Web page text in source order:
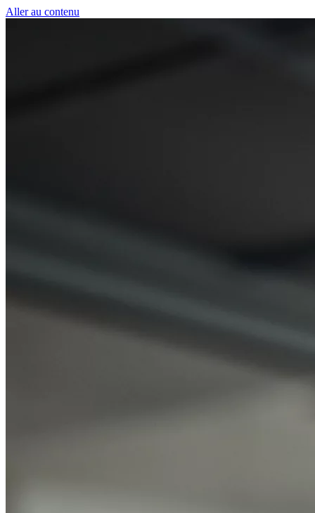
Aller au contenu
Panneau de gestion des cookies